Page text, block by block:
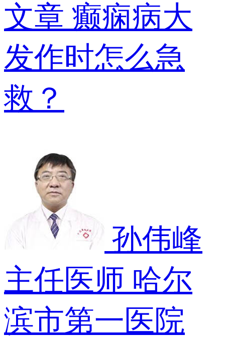
文章 癫痫病大
发作时怎么急
救？
孙伟峰
主任医师 哈尔
滨市第一医院